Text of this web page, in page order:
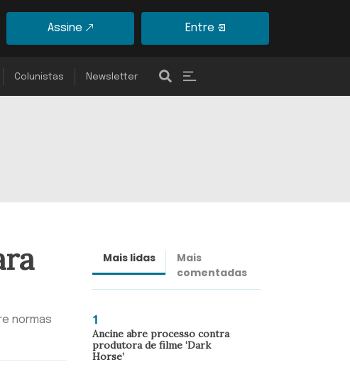
Assine Entre
Colunistas Newsletter
normas
Mais lidas
Mais
comentadas
1
Ancine abre processo contra
produtora de filme ‘Dark
Horse’